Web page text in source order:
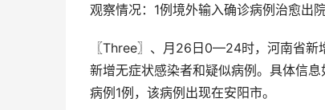
观察情况：1例境外输入确诊病例治愈出
〖Three〗、月26日0—24时，河南省新
新增无症状感染者和疑似病例。具体信
病例1例，该病例出现在安阳市。